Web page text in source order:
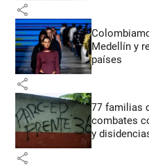
share
Medellín y
países
share
77 familias
combates
y
share